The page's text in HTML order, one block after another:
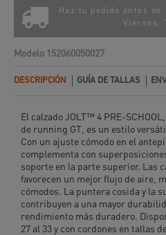
Haz tu pedido antes
Viernes,
Modelo 152060050027
DESCRIPCIÓN GUÍA DE TALLAS
El calzado JOLT™ 4 PRE-
de running GT, es un estilo
Con un ajuste cómodo en el
complementa con
soporte en la parte superior. Las
favorecen un mejor flujo de aire,
cómodos. La puntera cosida y la
contribuyen a una mayor
rendimiento más duradero.
27 al 33 y con cordones en tallas